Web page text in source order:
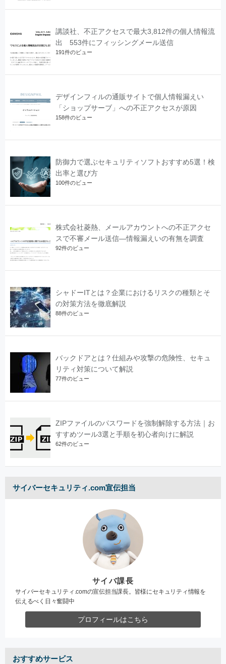
講談社、不正アクセスで最大3,812件の個人情報流
出 553件にフィッシングメール送信
191件のビュー
デザインフィルの通販サイトで個人情報漏えい
「ショップサーブ」への不正アクセスが原因
158件のビュー
防御力で選ぶセキュリティソフトおすすめ5選！検
出率と選び方
100件のビュー
株式会社菱熱、メールアカウントへの不正アクセ
スで不審メール送信―情報漏えいの有無を調査
92件のビュー
シャドーITとは？企業におけるリスクの種類とそ
の対策方法を徹底解説
88件のビュー
バックドアとは？仕組みや攻撃の危険性、セキュ
リティ対策について解説
77件のビュー
ZIPファイルのパスワードを強制解除する方法｜お
すすめツール3選と手順を初心者向けに解説
62件のビュー
サイバーセキュリティ.com宣伝担当
サイバ課長
サイバーセキュリティ.comの宣伝担当課長。皆様にセキュリティ情報を
伝えるべく日々奮闘中
プロフィールはこちら
おすすめサービス